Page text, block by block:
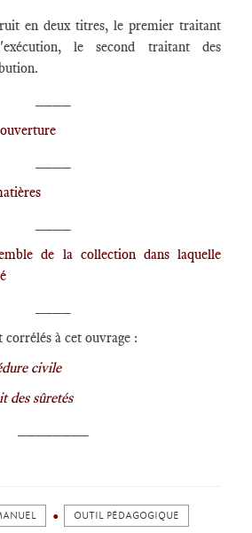
en deux titres, le premier traitant
le second traitant des
de la collection dans laquelle
à cet ouvrage :
civile
des sûretés
OUTIL PÉDAGOGIQUE